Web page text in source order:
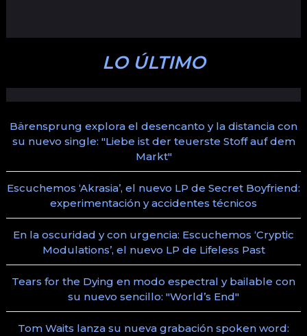
LO ÚLTIMO
Bärensprung explora el desencanto y la distancia con
su nuevo single: "Liebe ist der teuerste Stoff auf dem
Markt"
Escuchemos ‘Akrasia’, el nuevo LP de Secret Boyfriend:
experimentación y accidentes técnicos
En la oscuridad y con urgencia: Escuchemos ‘Cryptic
Modulations’, el nuevo LP de Lifeless Past
Tears for the Dying en modo espectral y bailable con
su nuevo sencillo: "World’s End"
Tom Waits lanza su nueva grabación spoken word: